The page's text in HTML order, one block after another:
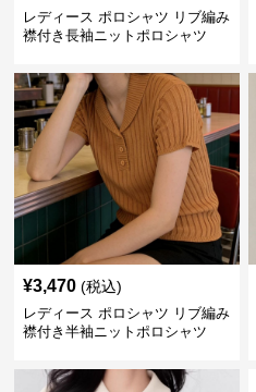
レディース ポロシャツ リブ編み
襟付き長袖ニットポロシャツ
¥3,470 (税込)
レディース ポロシャツ リブ編み
襟付き半袖ニットポロシャツ